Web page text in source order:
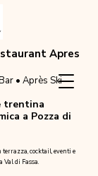
Apres
• Après Ski
trentina
a Pozza di
cocktail, eventi e
Val di Fassa.